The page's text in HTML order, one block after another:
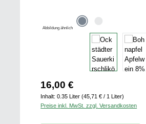
Abbildung ähnlich
Regulärer Preis:
16,00 €
Inhalt:0.35 Liter(45,71 € / 1 Liter)
Preise inkl. MwSt. zzgl. Versandkosten